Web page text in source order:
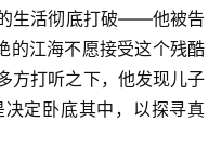
生活彻底打破——他被告
的江海不愿接受这个残酷
方打听之下，他发现儿子
定卧底其中，以探寻真